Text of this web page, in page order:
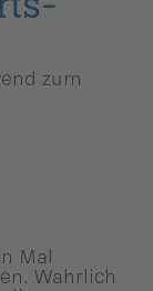
zum
Mal
Wahrlich